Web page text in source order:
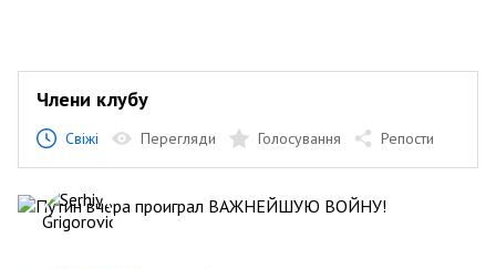
Члени клубу
Свіжі Перегляди Голосування Репости